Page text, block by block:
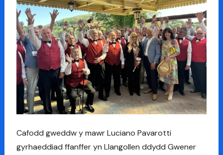
Cafodd gweddw y mawr Luciano Pavarotti
gyrhaeddiad ffanffer yn Llangollen ddydd Gwener